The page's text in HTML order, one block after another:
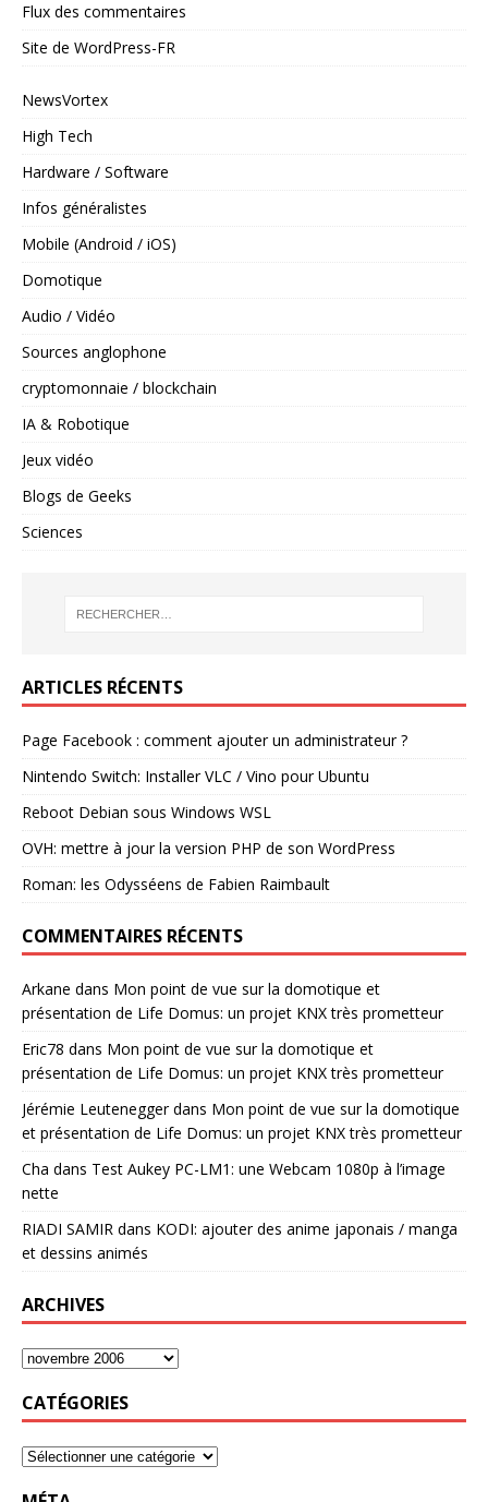
Flux des commentaires
Site de WordPress-FR
NewsVortex
High Tech
Hardware / Software
Infos généralistes
Mobile (Android / iOS)
Domotique
Audio / Vidéo
Sources anglophone
cryptomonnaie / blockchain
IA & Robotique
Jeux vidéo
Blogs de Geeks
Sciences
ARTICLES RÉCENTS
Page Facebook : comment ajouter un administrateur ?
Nintendo Switch: Installer VLC / Vino pour Ubuntu
Reboot Debian sous Windows WSL
OVH: mettre à jour la version PHP de son WordPress
Roman: les Odysséens de Fabien Raimbault
COMMENTAIRES RÉCENTS
Arkane dans Mon point de vue sur la domotique et
présentation de Life Domus: un projet KNX très prometteur
Eric78 dans Mon point de vue sur la domotique et
présentation de Life Domus: un projet KNX très prometteur
Jérémie Leuteneggerdans Mon point de vue sur la domotique
et présentation de Life Domus: un projet KNX très prometteur
Cha dans Test Aukey PC-LM1: une Webcam 1080p à l’image
nette
RIADI SAMIR dans KODI: ajouter des anime japonais / manga
et dessins animés
ARCHIVES
CATÉGORIES